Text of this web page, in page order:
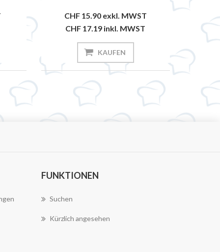
CHF 15.90 exkl. MWST
CHF 17.19 inkl. MWST
KAUFEN
FUNKTIONEN
Suchen
Kürzlich angesehen